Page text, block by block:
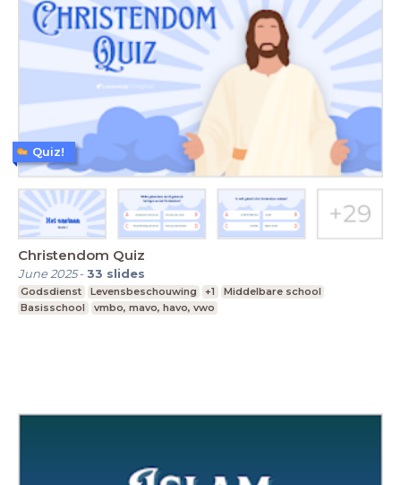
Christendom Quiz
June 2025-33 slides
Godsdienst Levensbeschouwing +1
Middelbare school
Basisschool
vmbo, mavo, havo, vwo
Quiz!